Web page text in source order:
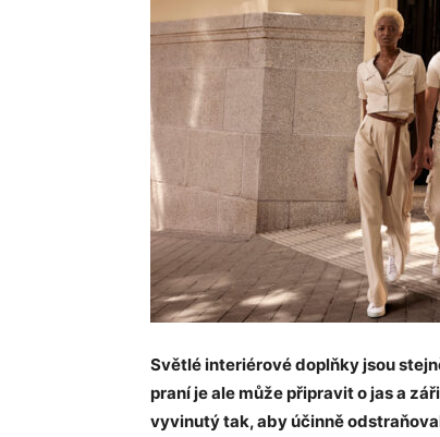
Světlé interiérové doplňky jsou
praní je ale může připravit o jas a
vyvinutý tak, aby účinně